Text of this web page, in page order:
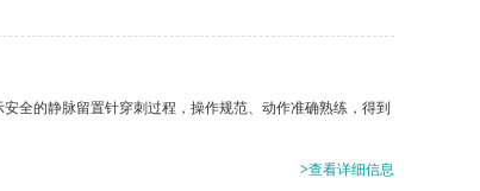
全的静脉留置针穿刺过程，操作规范、动作准确熟练，得到
>查看详细信息